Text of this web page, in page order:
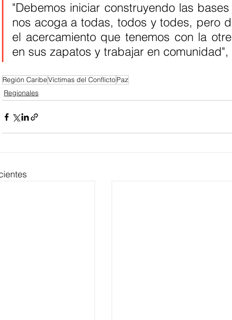
"Debemos iniciar construyendo las
nos acoga a todas, todos y todes, pero
el acercamiento que tenemos con la
en sus zapatos y trabajar en
Región CaribeVíctimas del ConflictoPaz
Regionales